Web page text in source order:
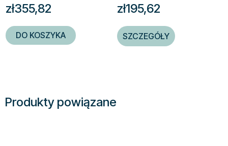
Produkty powiązane
zł355,82
DO KOSZYKA
zł195,62
SZCZEGÓŁY